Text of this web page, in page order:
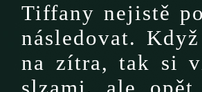
Tiffany nejistě
následovat.
na zítra, tak si